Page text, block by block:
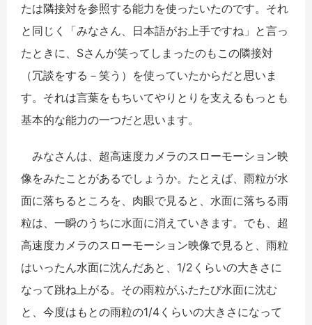
たは隣接対を参照する能力を使ったいたのです。それ
と同じく「みなさん、日本語がお上手ですね」と言っ
たときに、Sさんが笑ってしまったのもこの隣接対
（冗談をする－笑う）を使っていたからだと思いま
す。それは言葉をもちいてやりとりを支えるもっとも
基本的な能力の一つだと思います。
みなさんは、超高速度カメラのスローモーション映
像をみたことがあるでしょうか。たとえば、雨粒が水
面に落ちるところを、肉眼で見ると、水面に落ちる雨
粒は、一瞬のうちに水面に消えていきます。でも、超
高速度カメラのスローモーション映像で見ると、雨粒
はいったん水面に沈んだあと、1/2くらいの大きさに
なって跳ね上がる。その雨粒がふたたび水面に沈む
と、今度はもとの雨粒の1/4くらいの大きさになって